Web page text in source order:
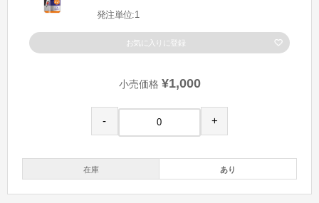
発注単位:1
お気に入りに登録
小売価格 ¥1,000
- +
在庫 あり